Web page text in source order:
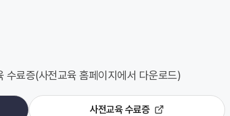
수료증(사전교육 홈페이지에서 다운로드)
사전교육 수료증